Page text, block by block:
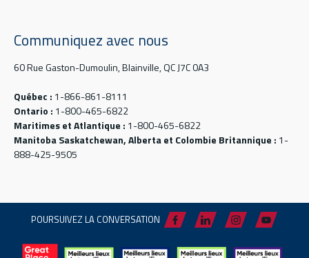
Communiquez avec nous
60 Rue Gaston-Dumoulin, Blainville, QC J7C 0A3
Québec : 1-866-861-8111
Ontario : 1-800-465-6822
Maritimes et Atlantique : 1-800-465-6822
Manitoba Saskatchewan, Alberta et Colombie Britannique : 1-
888-425-9505
POURSUIVEZ LA CONVERSATION